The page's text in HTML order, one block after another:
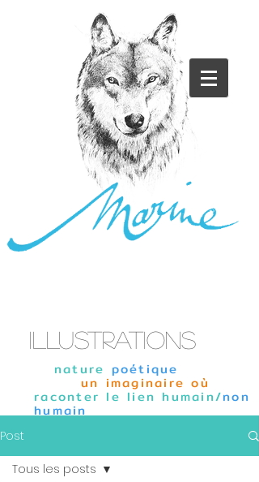
ILLUSTRATIONS
nature poétique
un imaginaire où
raconter le lien humain/non
humain
Post
Tous les posts